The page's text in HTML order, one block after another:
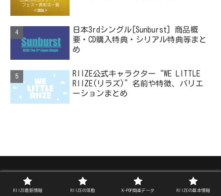
日本3rdシングル[Sunburst] 商品概
要・CD購入特典・シリアル特典等まと
め
RIIZE公式キャラクター“WE LITTLE
RIIZE(リラズ)”名前や特徴、バリエ
ーションまとめ
ライズイズライフ
RIIZE最新情報 RIIZEの活動 K-POP関連データ RIIZEの基本情報